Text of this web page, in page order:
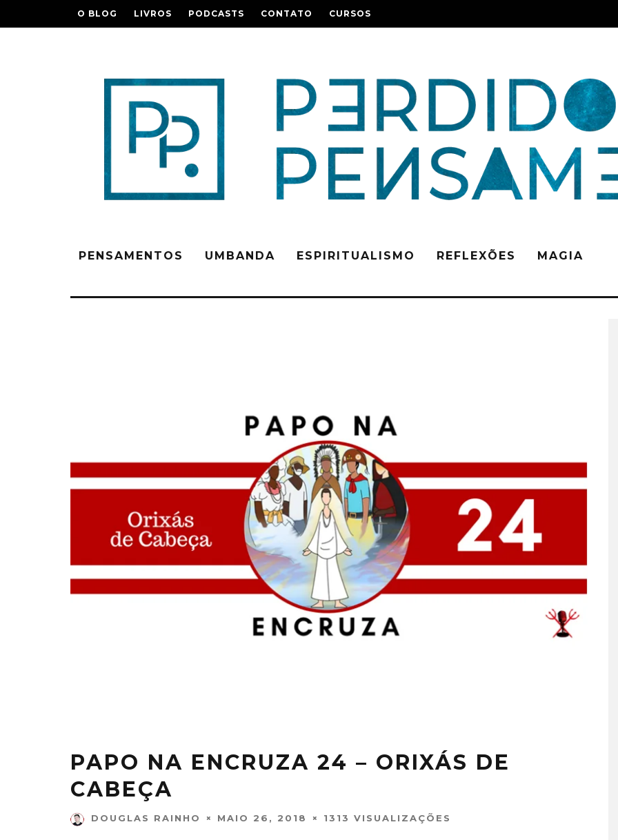
O BLOG LIVROS PODCASTS CONTATO CURSOS
PENSAMENTOS UMBANDA ESPIRITUALISMO REFLEXÕES MAGIA
PAPO NA ENCRUZA 24 – ORIXÁS DE
CABEÇA
DOUGLAS RAINHO MAIO 26, 2018 1313 VISUALIZAÇÕES